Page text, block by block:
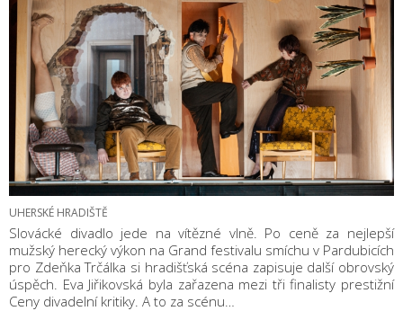
UHERSKÉ HRADIŠTĚ
Slovácké divadlo jede na vítězné vlně. Po ceně za nejlepší
mužský herecký výkon na Grand festivalu smíchu v Pardubicích
pro Zdeňka Trčálka si hradišťská scéna zapisuje další obrovský
úspěch. Eva Jiřikovská byla zařazena mezi tři finalisty prestižní
Ceny divadelní kritiky. A to za scénu…